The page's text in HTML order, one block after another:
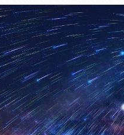
Факультет
Факультет Теология
Факультет